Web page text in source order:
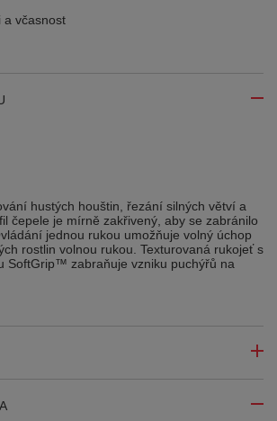
a včasnost
hustých houštin, řezání silných větví a
čepele je mírně zakřivený, aby se zabránilo
jednou rukou umožňuje volný úchop
rostlin volnou rukou. Texturovaná rukojeť s
SoftGrip™ zabraňuje vzniku puchýřů na